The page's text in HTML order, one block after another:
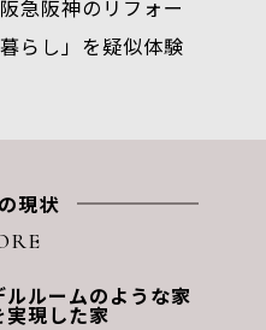
阪急阪神のリフォー
らし」を疑似体験
現状
ルームのような家
実現した家